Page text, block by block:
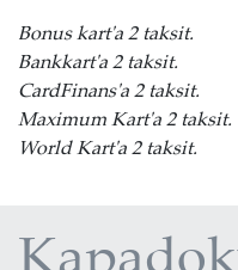
Bonus kart'a 2 taksit.
Bankkart'a 2 taksit.
CardFinans'a 2 taksit.
Maximum Kart'a 2 taksit.
World Kart'a 2 taksit.